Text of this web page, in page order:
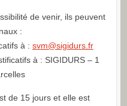
de venir, ils peuvent
:
à : svm@sigidurs.fr
à : SIGIDURS – 1
de 15 jours et elle est